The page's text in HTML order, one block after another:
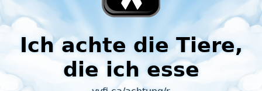
Ich achte die Tiere,
die ich esse